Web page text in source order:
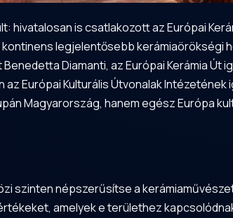
is csatlakozott az Európai
legjelentősebb kerámiaörökségi
Diamanti, az Európai Kerámia Út
Európai Kulturális Útvonalak
Magyarország, hanem egész Európa
szinten népszerűsítse a
amelyek e területhez